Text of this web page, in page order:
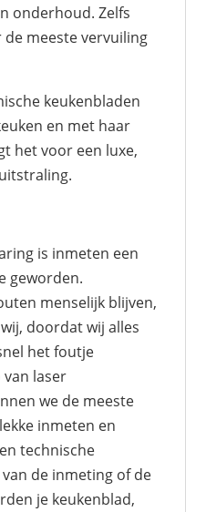
onderhoud. Zelfs
meeste vervuiling
keukenbladen
en met haar
het voor een luxe,
is inmeten een
geworden.
menselijk blijven,
doordat wij alles
het foutje
laser
we de meeste
inmeten en
technische
de inmeting of de
je keukenblad,